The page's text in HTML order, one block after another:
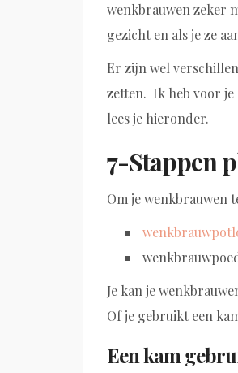
wenkbrauwen zeker
gezicht en als je ze
Er zijn wel
zetten. Ik heb voor je
lees je hieronder.
7-Stappen
Om je wenkbrauwen
Je kan je
Of je gebruikt een
Een kam